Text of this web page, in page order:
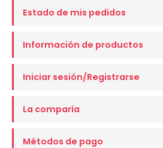
Estado de mis pedidos
Información de productos
Iniciar sesión/Registrarse
La comparía
Métodos de pago